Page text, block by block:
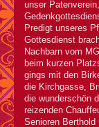
unser
Predigt unseres
Gottesdienst
Nachbarn vom
beim kurzen
gings mit den
die Kirchgasse,
die wunderschön
reizenden
Senioren Berthold